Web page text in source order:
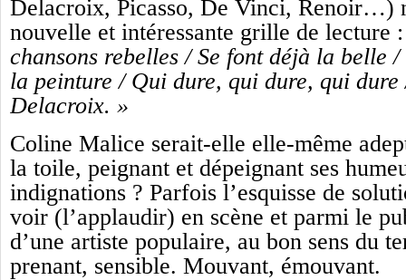
Delacroix, Picasso, De Vinci, Renoir…)
nouvelle et intéressante grille de lecture
chansons rebelles / Se font déjà la belle /
la peinture / Qui dure, qui dure, qui dure
Delacroix. »
Coline Malice serait-elle elle-même
la toile, peignant et dépeignant ses
indignations ? Parfois l’esquisse de
voir (l’applaudir) en scène et parmi le
d’une artiste populaire, au bon sens du
prenant, sensible. Mouvant, émouvant.